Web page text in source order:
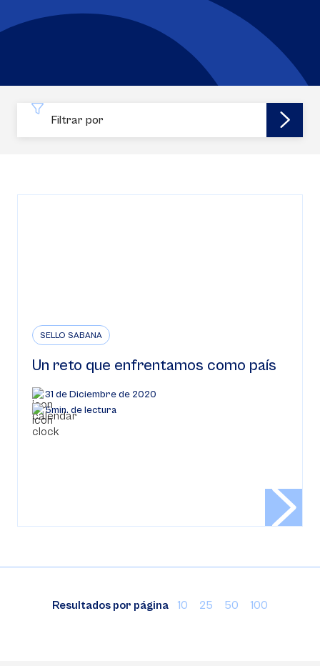
Filtrar por
SELLO SABANA
Un reto que enfrentamos como país
31 de Diciembre de 2020
5min. de lectura
Resultados por página 10 25 50 100